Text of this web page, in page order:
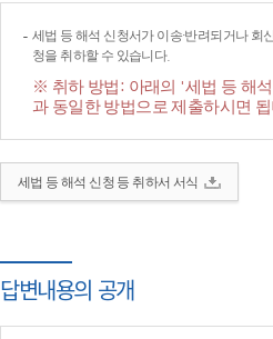
세법 등 해석 신청서가 이송·반려되거나 회
청을 취하할 수 있습니다.
※ 취하 방법: 아래의 '세법 등 해
과 동일한 방법으로 제출하시면 됩
세법 등 해석 신청 등 취하서 서식
답변내용의 공개